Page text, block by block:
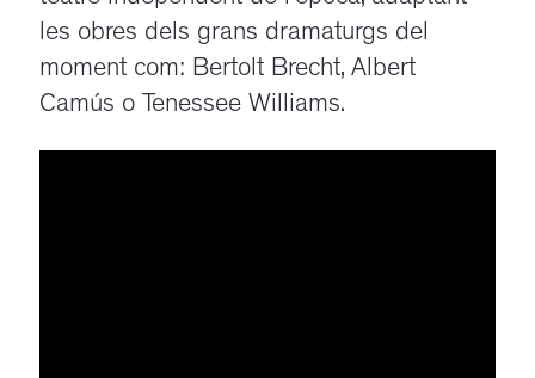
les obres dels grans dramaturgs del
moment com: Bertolt Brecht, Albert
Camús o Tenessee Williams.